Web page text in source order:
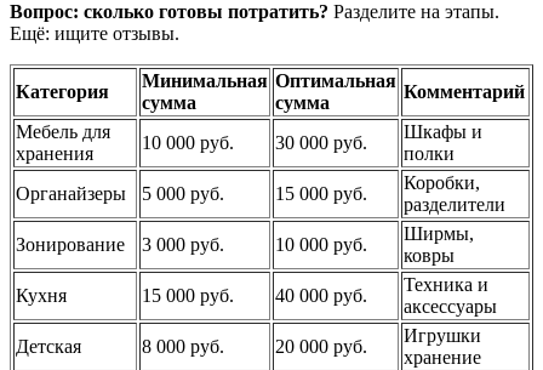
Вопрос: сколько готовы потратить? Разделите на этапы.
Ещё: ищите отзывы.
Категория
Минимальная
сумма
Оптимальная
сумма
Комментарий
Мебель для
хранения
10 000 руб. 30 000 руб.
Шкафы и
полки
Органайзеры
5 000 руб. 15 000 руб.
Коробки,
разделители
Зонирование
3 000 руб. 10 000 руб.
Ширмы,
ковры
Кухня
15 000 руб. 40 000 руб.
Техника и
аксессуары
Детская
8 000 руб. 20 000 руб.
Игрушки
хранение